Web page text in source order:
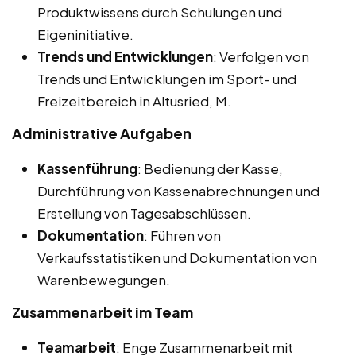
Produktwissens durch Schulungen und
Eigeninitiative.
Trends und Entwicklungen: Verfolgen von
Trends und Entwicklungen im Sport- und
Freizeitbereich in Altusried, M.
Administrative Aufgaben
Kassenführung: Bedienung der Kasse,
Durchführung von Kassenabrechnungen und
Erstellung von Tagesabschlüssen.
Dokumentation: Führen von
Verkaufsstatistiken und Dokumentation von
Warenbewegungen.
Zusammenarbeit im Team
Teamarbeit: Enge Zusammenarbeit mit